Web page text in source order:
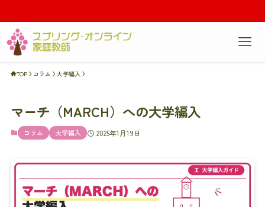
TOP コラム 大学編入
マーチ（MARCH）への大学編入
コラム 大学編入 2025年1月19日